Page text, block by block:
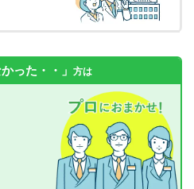
った・・」 方は